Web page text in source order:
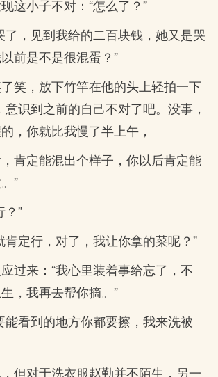
这小子不对：“怎么了？”
了，见到我给的二百块钱，她又是哭
前是不是很混蛋？”
笑，放下竹竿在他的头上轻拍一下
意识到之前的自己不对了吧。没事，
，你就比我慢了半上午，
肯定能混出个样子，你以后肯定能
”
？”
肯定行，对了，我让你拿的菜呢？”
过来：“我心里装着事给忘了，不
，我再去帮你摘。”
能看到的地方你都要擦，我来洗被
但对于洗衣服赵勤并不陌生，另一